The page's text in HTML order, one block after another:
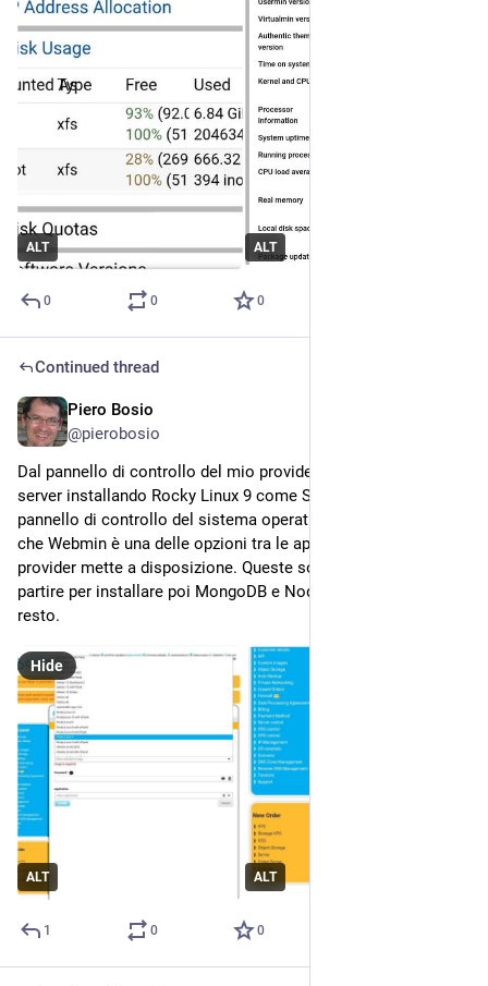
ALT ALT
0 0 0
Continued thread
Piero Bosio
@pierobosio
Dal pannello di controllo del mio provider ho riconfigurato il
server installando Rocky Linux 9 come S.O. e Webmin come
pannello di controllo del sistema operativo, perché ho visto
che Webmin è una delle opzioni tra le applicazioni che il mio
provider mette a disposizione. Queste sono le basi da cui
partire per installare poi MongoDB e NodeBB, oltre a tutto il
resto.
ALT ALT
Hide
1 0 0